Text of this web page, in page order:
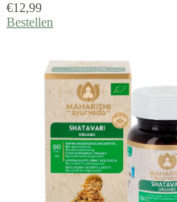
€12,99
Bestellen